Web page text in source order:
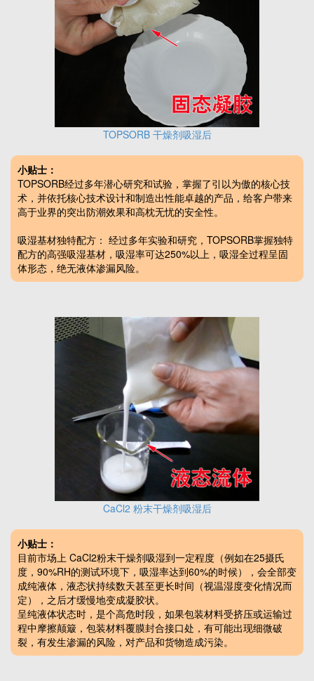
TOPSORB 干燥剂吸湿后
小贴士：
TOPSORB经过多年潜心研究和试验，掌握了引以为傲的核心技
术，并依托核心技术设计和制造出性能卓越的产品，给客户带来
高于业界的突出防潮效果和高枕无忧的安全性。
吸湿基材独特配方： 经过多年实验和研究，TOPSORB掌握独特
配方的高强吸湿基材， 吸湿率可达250%以上，吸湿全过程呈固
体形态，绝无液体渗漏风险。
CaCl2 粉末干燥剂吸湿后
小贴士：
目前市场上 CaCl2粉末干燥剂吸湿到一定程度（例如在25摄氏
度，90%RH的测试环境下，吸湿率达到60%的时候），会全部变
成纯液体， 液态状持续数天甚至更长时间（视温湿度变化情况而
定），之后才缓慢地变成凝胶状。
呈纯液体状态时，是个高危时段， 如果包装材料受挤压或运输过
程中摩擦颠簸，包装材料覆膜封合接口处，有可能出现细微破
裂，有发生渗漏的风险，对产品和货物造成污染。